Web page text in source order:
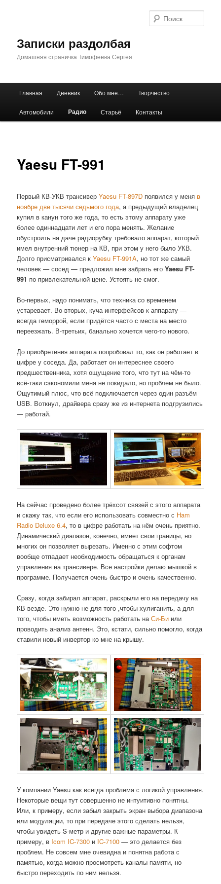
Записки раздолбая
Домашняя страничка Тимофеева Сергея
Главная Дневник Обо мне… Творчество
Автомобили Радио Старьё Контакты
Yaesu FT-991
Первый КВ-УКВ трансиверYaesu FT-897D появился у меня в
ноябре две тысячи седьмого года, а предыдущий владелец
купил в канун того же года, то есть этому аппарату уже
более одиннадцати лет и его пора менять. Желание
обустроить на даче радиорубку требовало аппарат, который
имел внутренний тюнер на КВ, при этом у него было УКВ.
Долго присматривался кYaesu FT-991A, но тот же самый
человек — сосед — предложил мне забрать егоYaesu FT-
991 по привлекательной цене. Устоять не смог.
Во-первых, надо понимать, что техника со временем
устаревает. Во-вторых, куча интерфейсов к аппарату —
всегда геморрой, если придётся часто с места на место
переезжать. В-третьих, банально хочется чего-то нового.
До приобретения аппарата попробовал то, как он работает в
цифре у соседа. Да, работает он интереснее своего
предшественника, хотя ощущение того, что тут на чём-то
всё-таки сэкономили меня не покидало, но проблем не было.
Ощутимый плюс, что всё подключается через один разъём
USB. Воткнул, драйвера сразу же из интернета подгрузились
— работай.
На сейчас проведено более трёхсот связей с этого аппарата
и скажу так, что если его использовать совместно с Ham
Radio Deluxe 6.4, то в цифре работать на нём очень приятно.
Динамический диапазон, конечно, имеет свои границы, но
многих он позволяет вырезать. Именно с этим софтом
вообще отпадает необходимость обращаться к органам
управления на трансивере. Все настройки делаю мышкой в
программе. Получается очень быстро и очень качественно.
Сразу, когда забирал аппарат, раскрыли его на передачу на
КВ везде. Это нужно не для того ,чтобы хулиганить, а для
того, чтобы иметь возможность работать наСи-Би или
проводить анализ антенн. Это, кстати, сильно помогло, когда
ставили новый инвертор ко мне на крышу.
У компании Yaesu как всегда проблема с логикой управления.
Некоторые вещи тут совершенно не интуитивно понятны.
Или, к примеру, если забыл закрыть экран выбора диапазона
или модуляции, то при передаче этого сделать нельзя,
чтобы увидеть S-метр и другие важные параметры. К
примеру, в Icom IC-7300 и IC-7100 — это делается без
проблем. Не совсем мне очевидна и понятна работа с
памятью, когда можно просмотреть каналы памяти, но
быстро переходить по ним нельзя.